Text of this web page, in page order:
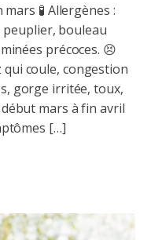
🧪 Allergènes :
peuplier, bouleau
précoces. 😣
qui coule, congestion
gorge irritée, toux,
mars à fin avril
[…]